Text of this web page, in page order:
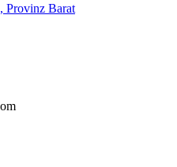
Provinz Barat